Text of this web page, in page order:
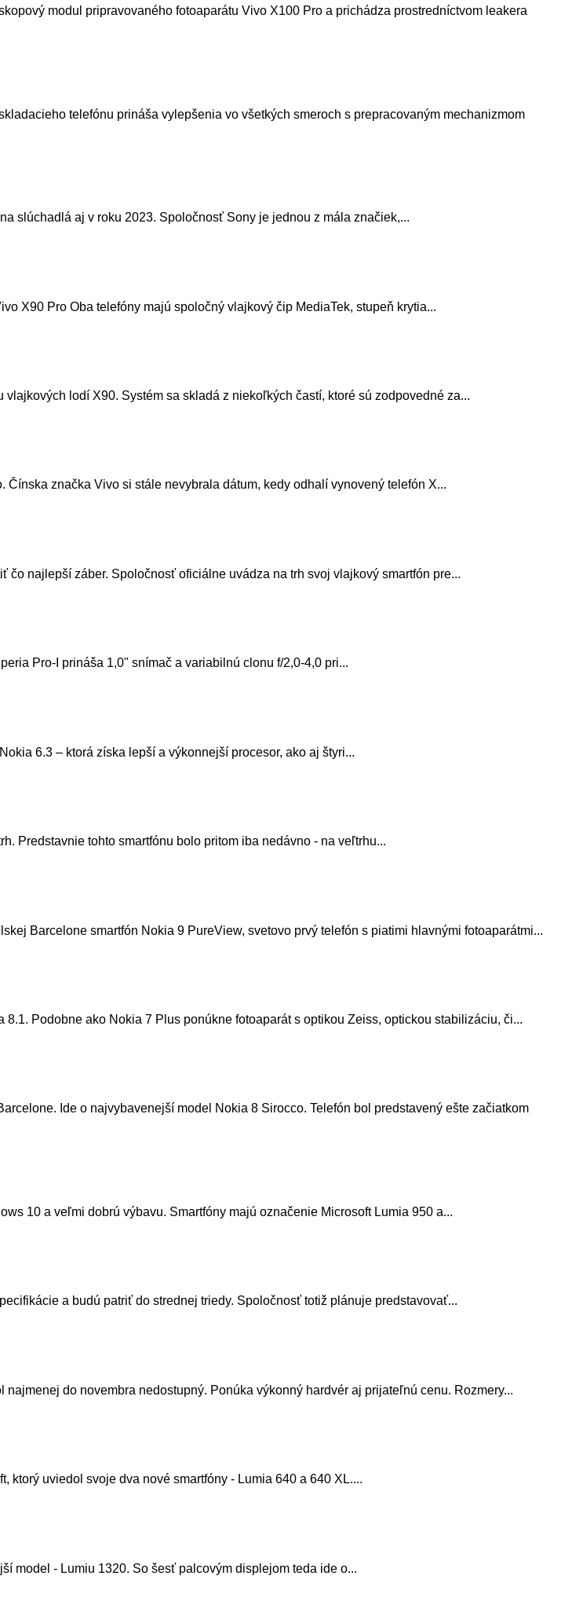
modul pripravovaného fotoaparátu Vivo X100 Pro a prichádza prostredníctvom leakera
telefónu prináša vylepšenia vo všetkých smeroch s prepracovaným mechanizmom
slúchadlá aj v roku 2023. Spoločnosť Sony je jednou z mála značiek,...
X90 Pro Oba telefóny majú spoločný vlajkový čip MediaTek, stupeň krytia...
lodí X90. Systém sa skladá z niekoľkých častí, ktoré sú zodpovedné za...
značka Vivo si stále nevybrala dátum, kedy odhalí vynovený telefón X...
najlepší záber. Spoločnosť oficiálne uvádza na trh svoj vlajkový smartfón pre...
Pro-I prináša 1,0" snímač a variabilnú clonu f/2,0-4,0 pri...
6.3 – ktorá získa lepší a výkonnejší procesor, ako aj štyri...
Predstavnie tohto smartfónu bolo pritom iba nedávno - na veľtrhu...
Barcelone smartfón Nokia 9 PureView, svetovo prvý telefón s piatimi hlavnými fotoaparátmi...
Podobne ako Nokia 7 Plus ponúkne fotoaparát s optikou Zeiss, optickou stabilizáciu, či...
Ide o najvybavenejší model Nokia 8 Sirocco. Telefón bol predstavený ešte začiatkom
10 a veľmi dobrú výbavu. Smartfóny majú označenie Microsoft Lumia 950 a...
a budú patriť do strednej triedy. Spoločnosť totiž plánuje predstavovať...
do novembra nedostupný. Ponúka výkonný hardvér aj prijateľnú cenu. Rozmery...
uviedol svoje dva nové smartfóny - Lumia 640 a 640 XL....
model - Lumiu 1320. So šesť palcovým displejom teda ide o...